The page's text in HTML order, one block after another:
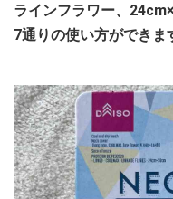
ラインフラワー、
7通りの使い方ができま